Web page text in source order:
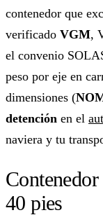
contenedor que
verificado VGM,
el convenio
peso por eje en
dimensiones (
detención en el
naviera y tu
40 pies